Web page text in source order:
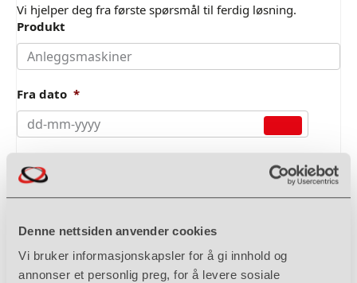
Denne nettsiden anvender cookies
Vi bruker informasjonskapsler for å gi innhold og
annonser et personlig preg, for å levere sosiale
Vi hjelper deg fra første spørsmål til ferdig løsning.
Produkt
Fra dato *
Navn *